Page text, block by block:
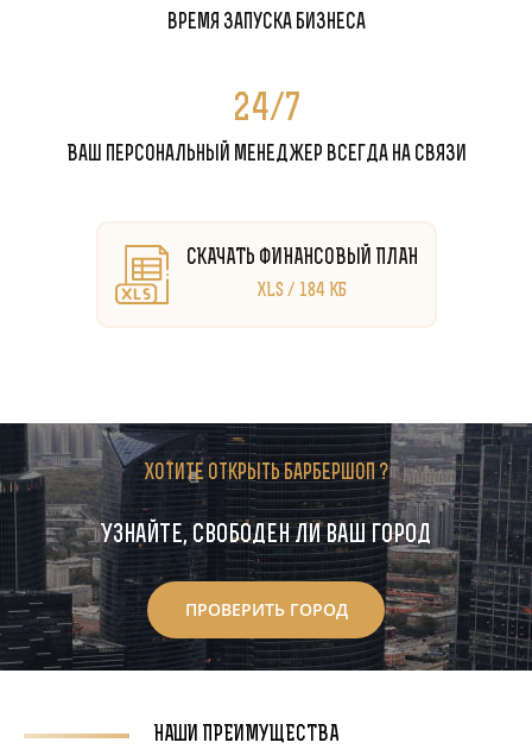
время запуска бизнеса
24/7
Ваш персональный менеджер всегда на связи
СКАЧАТЬ ФИНАНСОВЫЙ ПЛАН
XLS / 184 КБ
Хотите открыть барбершоп ?
Узнайте, свободен ли ваш город
ПРОВЕРИТЬ ГОРОД
НАШИ ПРЕИМУЩЕСТВА